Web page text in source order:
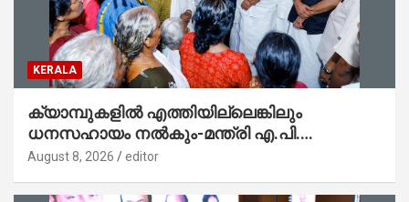
KERALA
ക്യാമ്പുകളിൽ എത്തിയില്ലെങ്കിലും
ധനസഹായം നൽകും-മന്ത്രി എ.പി.
അനിൽകുമാർ
August 8, 2026 editor